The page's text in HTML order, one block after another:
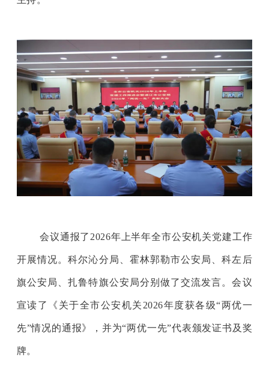
会议通报了2026年上半年全市公安机关党建工作
开展情况。科尔沁分局、霍林郭勒市公安局、科左后
旗公安局、扎鲁特旗公安局分别做了交流发言。会议
宣读了《关于全市公安机关2026年度获各级“两优一
先”情况的通报》，并为“两优一先”代表颁发证书及奖
牌。